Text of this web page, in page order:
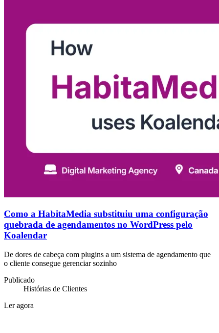
Como a HabitaMedia substituiu uma configuração
quebrada de agendamentos no WordPress pelo
Koalendar
De dores de cabeça com plugins a um sistema de agendamento que
o cliente consegue gerenciar sozinho
Publicado
Histórias de Clientes
Ler agora